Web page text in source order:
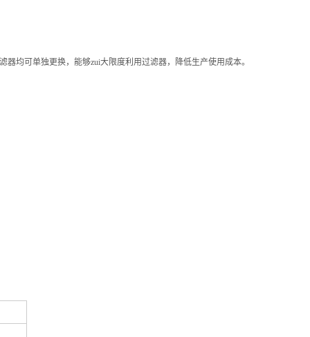
均可单独更换，能够zui大限度利用过滤器，降低生产使用成本。